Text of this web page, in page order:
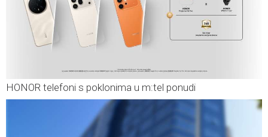
HONOR telefoni s poklonima u m:tel ponudi